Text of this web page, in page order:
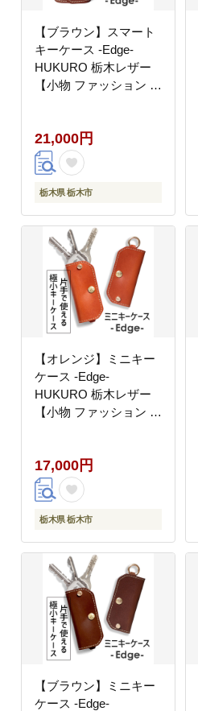
【ブラウン】スマート
キーケース -Edge-
HUKURO 栃木レザー
【小物 ファッション 人
21,000円
栃木県 栃木市
【オレンジ】ミニキー
ケース -Edge-
HUKURO 栃木レザー
【小物 ファッション 人
17,000円
栃木県 栃木市
【ブラウン】ミニキー
ケース -Edge-